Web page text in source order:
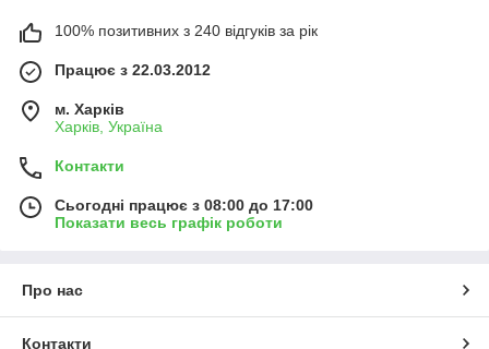
100% позитивних з 240 відгуків за рік
Працює з 22.03.2012
м. Харків
Харків, Україна
Контакти
Сьогодні працює з 08:00 до 17:00
Показати весь графік роботи
Про нас
Контакти